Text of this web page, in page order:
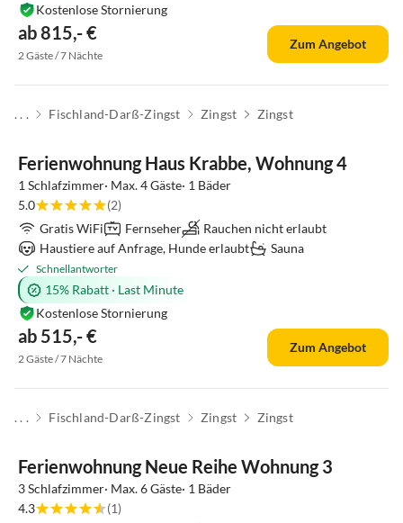
ab 815,- €
Kostenlose Stornierung
2 Gäste / 7 Nächte
Zum Angebot
. . . Fischland-Darß-Zingst Zingst Zingst
Ferienwohnung Haus Krabbe, Wohnung 4
1 Schlafzimmer· Max. 4 Gäste· 1 Bäder
5.0
(2)
Gratis WiFi
Fernseher
Rauchen nicht erlaubt
Haustiere auf Anfrage, Hunde erlaubt
Sauna
Schnellantworter
15% Rabatt · Last Minute
ab 515,- €
Kostenlose Stornierung
2 Gäste / 7 Nächte
Zum Angebot
. . . Fischland-Darß-Zingst Zingst Zingst
Ferienwohnung Neue Reihe Wohnung 3
3 Schlafzimmer· Max. 6 Gäste· 1 Bäder
4.3
(1)